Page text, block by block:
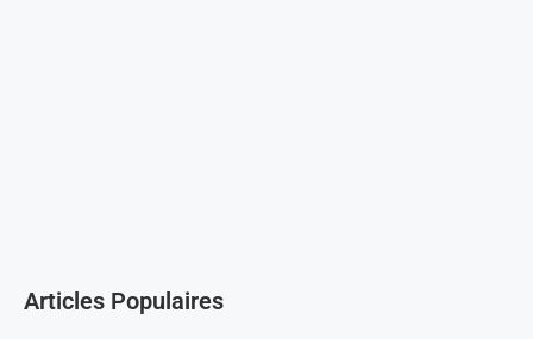
Articles Populaires